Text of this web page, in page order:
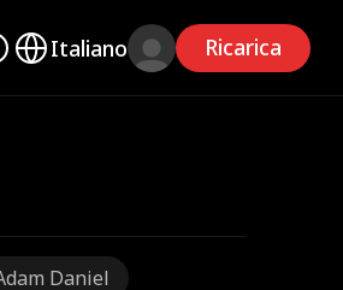
Italiano Ricarica
Daniel